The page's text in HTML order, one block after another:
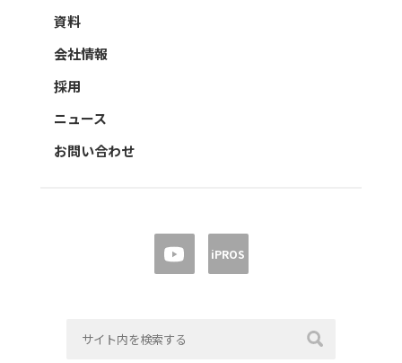
資料
会社情報
採用
ニュース
お問い合わせ
iPROS